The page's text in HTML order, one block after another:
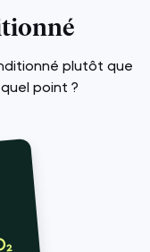
plutôt que
point ?